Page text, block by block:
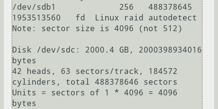
/dev/sdb1             256   488378645
1953513560   fd  Linux raid autodetect
Note: sector size is 4096 (not 512)
Disk /dev/sdc: 2000.4 GB, 2000398934016
bytes
42 heads, 63 sectors/track, 184572
cylinders, total 488378646 sectors
Units = sectors of 1 * 4096 = 4096
bytes